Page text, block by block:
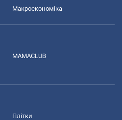
Макроекономіка
MAMACLUB
Плітки